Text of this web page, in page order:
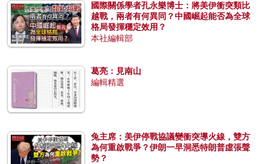
國際關係學者孔永樂博士：將美伊衝突類比
越戰，兩者有何異同？中國崛起能否為全球
格局發揮穩定效用？
本社編輯部
葛亮：見南山
編輯精選
兔主席：美伊停戰協議變衝突導火線，雙方
為何重啟戰爭？伊朗一早洞悉特朗普虛張聲
勢？